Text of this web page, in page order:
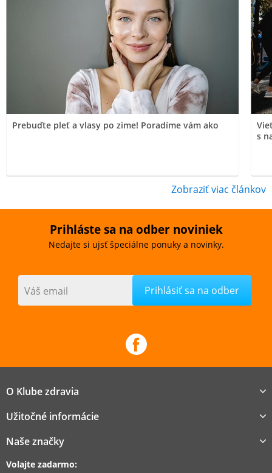
Prebuďte pleť a vlasy po zime! Poradíme vám ako
s
Zobraziť viac článkov
Prihláste sa na odber noviniek
Nedajte si ujsť špeciálne ponuky a novinky.
Váš email
O Klube zdravia
Užitočné informácie
Naše značky
Volajte zadarmo: